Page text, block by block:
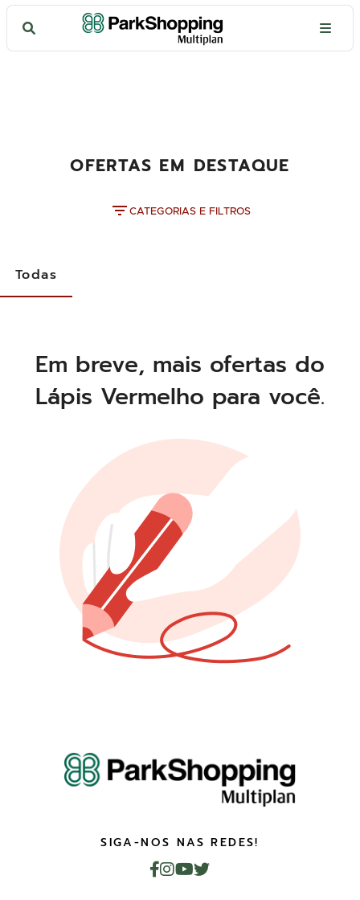
OFERTAS EM DESTAQUE
CATEGORIAS E FILTROS
Todas
Em breve, mais ofertas do
Lápis Vermelho para você.
SIGA-NOS NAS REDES!